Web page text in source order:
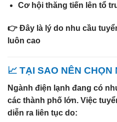
Cơ hội thăng tiến lên tổ
👉 Đây là lý do nhu cầu
luôn cao
📈 TẠI SAO NÊN
Ngành điện lạnh đang có
các thành phố lớn. Việc
diễn ra liên tục do: